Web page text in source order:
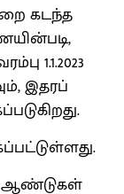
கடந்த
1.1.2023
இதரப்
ஆண்டுகள்